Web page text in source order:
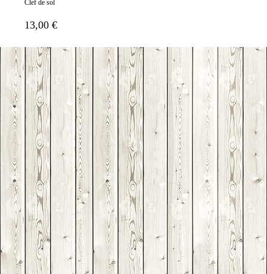
Clef de sol
13,00 €